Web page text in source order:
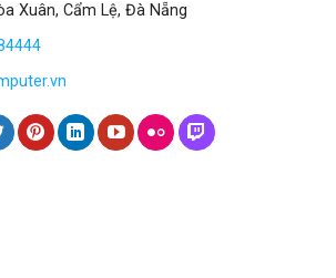
Xuân, Cẩm Lệ, Đà Nẵng